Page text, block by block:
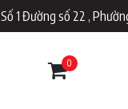
Số 1 Đường số 22 ,
0